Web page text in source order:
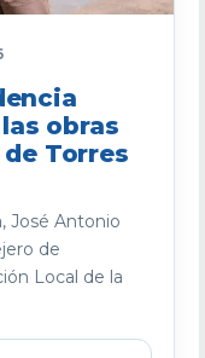
obras
Torres
José Antonio
de
Local de la